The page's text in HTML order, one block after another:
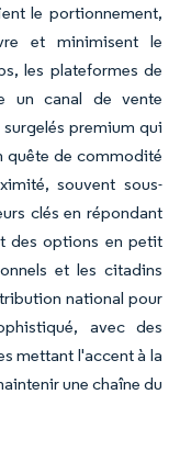
le portionnement,
et minimisent le
les plateformes de
un canal de vente
premium qui
quête de commodité
souvent sous-
clés en répondant
des options en petit
et les citadins
national pour
avec des
mettant l'accent à la
une chaîne du